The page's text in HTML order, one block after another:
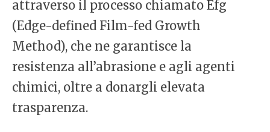
attraverso il processo chiamato Efg
(Edge-defined Film-fed Growth
Method), che ne garantisce la
resistenza all’abrasione e agli agenti
chimici, oltre a donargli elevata
trasparenza.